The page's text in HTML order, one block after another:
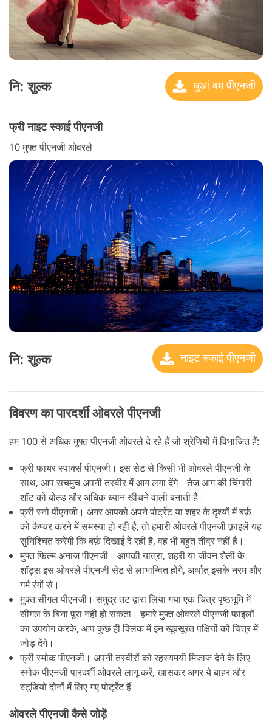
नि: शुल्क धुआं बम पीएनजी
फ्री नाइट स्काई पीएनजी
10 मुफ्त पीएनजी ओवरले
नि: शुल्क नाइट स्काई पीएनजी
विवरण का पारदर्शी ओवरले पीएनजी
हम 100 से अधिक मुफ्त पीएनजी ओवरले दे रहे हैं जो श्रेणियों में विभाजित हैं:
फ्री फायर स्पार्क्स पीएनजी। इस सेट से किसी भी ओवरले पीएनजी के
साथ, आप सचमुच अपनी तस्वीर में आग लगा देंगे। तेज आग की चिंगारी
शॉट को बोल्ड और अधिक ध्यान खींचने वाली बनाती है।
फ्री स्नो पीएनजी। अगर आपको अपने पोर्ट्रेट या शहर के दृश्यों में बर्फ़
को कैप्चर करने में समस्या हो रही है, तो हमारी ओवरले पीएनजी फ़ाइलें यह
सुनिश्चित करेंगी कि बर्फ़ दिखाई दे रही है, वह भी बहुत तीव्र नहीं है।
मुफ्त फिल्म अनाज पीएनजी। आपकी यात्रा, शहरी या जीवन शैली के
शॉट्स इस ओवरले पीएनजी सेट से लाभान्वित होंगे, अर्थात् इसके नरम और
गर्म रंगों से।
मुक्त सीगल पीएनजी। समुद्र तट द्वारा लिया गया एक चित्र पृष्ठभूमि में
सीगल के बिना पूरा नहीं हो सकता। हमारे मुफ्त ओवरले पीएनजी फाइलों
का उपयोग करके, आप कुछ ही क्लिक में इन खूबसूरत पक्षियों को चित्र में
जोड़ देंगे।
फ्री स्मोक पीएनजी। अपनी तस्वीरों को रहस्यमयी मिजाज देने के लिए
स्मोक पीएनजी पारदर्शी ओवरले लागू करें, खासकर अगर ये बाहर और
स्टूडियो दोनों में लिए गए पोर्ट्रेट हैं।
ओवरले पीएनजी कैसे जोड़ें